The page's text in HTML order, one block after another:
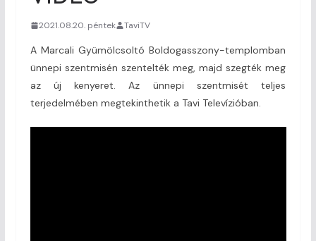
2021.08.20. péntek TaviTV
A Marcali Gyümölcsoltó Boldogasszony-templomban
ünnepi szentmisén szentelték meg, majd szegték meg
az új kenyeret. Az ünnepi szentmisét teljes
terjedelmében megtekinthetik a Tavi Televízióban.